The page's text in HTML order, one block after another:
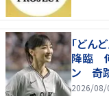
「どん
降臨
ン 奇跡
神」
2026/08/